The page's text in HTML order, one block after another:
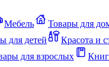
Мебель Товары для
для детей Красота и
для взрослых